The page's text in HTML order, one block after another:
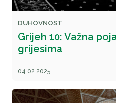
DUHOVNOST
Grijeh 10: Važna
grijesima
04.02.2025.